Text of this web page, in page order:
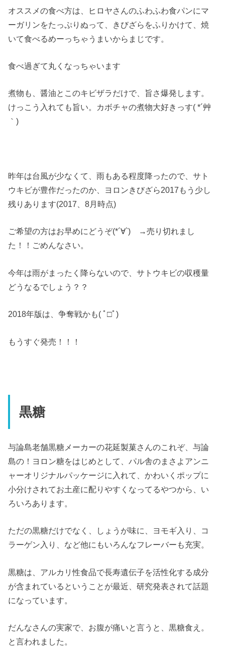
オススメの食べ方は、ヒロヤさんのふわふわ食パンにマ
ーガリンをたっぷりぬって、きびざらをふりかけて、焼
いて食べるめーっちゃうまいからまじです。
食べ過ぎて丸くなっちゃいます
煮物も、醤油とこのキビザラだけで、旨さ爆発します。
けっこう入れても旨い。カボチャの煮物大好きっす( *´艸
｀)
昨年は台風が少なくて、雨もある程度降ったので、サト
ウキビが豊作だったのか、ヨロンきびざら2017もう少し
残りあります(2017、8月時点)
ご希望の方はお早めにどうぞ(*´∀`) →売り切れまし
た！！ごめんなさい。
今年は雨がまったく降らないので、サトウキビの収穫量
どうなるでしょう？？
2018年版は、争奪戦かも( ﾟ□ﾟ)
もうすぐ発売！！！
黒糖
与論島老舗黒糖メーカーの花延製菓さんのこれぞ、与論
島の！ヨロン糖をはじめとして、パル舎のまさよアンニ
ャーオリジナルパッケージに入れて、かわいくポップに
小分けされてお土産に配りやすくなってるやつから、い
ろいろあります。
ただの黒糖だけでなく、しょうが味に、ヨモギ入り、コ
ラーゲン入り、など他にもいろんなフレーバーも充実。
黒糖は、アルカリ性食品で長寿遺伝子を活性化する成分
が含まれているということが最近、研究発表されて話題
になっています。
だんなさんの実家で、お腹が痛いと言うと、黒糖食え。
と言われました。